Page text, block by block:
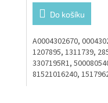
Do košíku
A0004302670,
1207895, 1311739,
3307195R1,
81521016240,